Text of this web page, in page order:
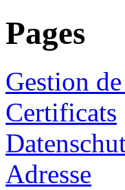
Pages
Gestion
Certificats
Adresse